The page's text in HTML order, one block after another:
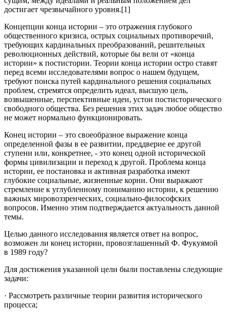
достигает чрезвычайного уровня.[1]
Концепции конца истории – это отражения глубокого
общественного кризиса, острых социальных противоречий,
требующих кардинальных преобразований, решительных
революционных действий, которые бы вели от «конца
истории» к постистории. Теории конца истории остро ставят
перед всеми исследователями вопрос о нашем будущем,
требуют поиска путей кардинального решения социальных
проблем, стремятся определить идеал, высшую цель,
возвышенные, перспективные идеи, устои постисторического
свободного общества. Без решения этих задач любое общество
не может нормально функционировать.
Конец истории – это своеобразное выражение конца
определенной фазы в ее развитии, преддверие ее другой
ступени или, конкретнее, - это конец одной исторической
формы цивилизации и переход к другой. Проблема конца
истории, ее постановка и активная разработка имеют
глубокие социальные, жизненные корни. Они выражают
стремление к углубленному пониманию истории, к решению
важных мировоззренческих, социально-философских
вопросов. Именно этим подтверждается актуальность данной
темы.
Целью данного исследования является ответ на вопрос,
возможен ли конец истории, провозглашенный Ф. Фукуямой
в 1989 году?
Для достижения указанной цели были поставлены следующие
задачи:
· Рассмотреть различные теории развития исторического
процесса;